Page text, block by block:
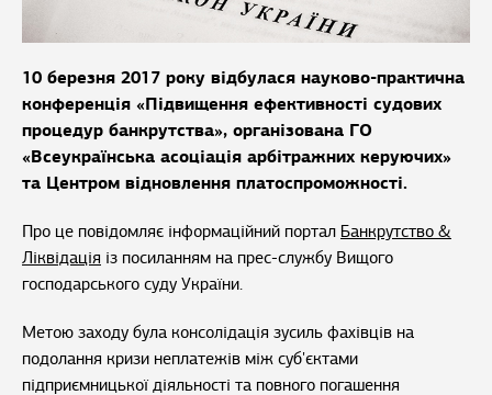
10 березня 2017 року відбулася науково-практична
конференція «Підвищення ефективності судових
процедур банкрутства», організована ГО
«Всеукраїнська асоціація арбітражних керуючих»
та Центром відновлення платоспроможності.
Про це повідомляє інформаційний портал Банкрутство &
Ліквідація із посиланням на прес-службу Вищого
господарського суду України.
Метою заходу була консолідація зусиль фахівців на
подолання кризи неплатежів між суб'єктами
підприємницької діяльності та повного погашення